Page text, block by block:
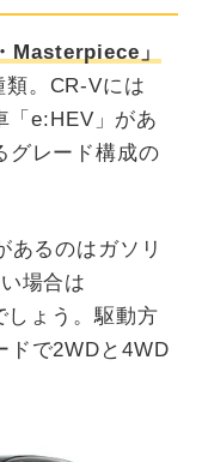
Masterpiece」
類。CR-Vには
「e:HEV」があ
グレード構成の
あるのはガソリ
場合は
しょう。駆動方
ドで2WDと4WD